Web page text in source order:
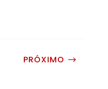
PRÓXIMO $